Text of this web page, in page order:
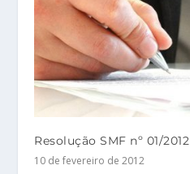
Resolução SMF nº 01/2012
10 de fevereiro de 2012